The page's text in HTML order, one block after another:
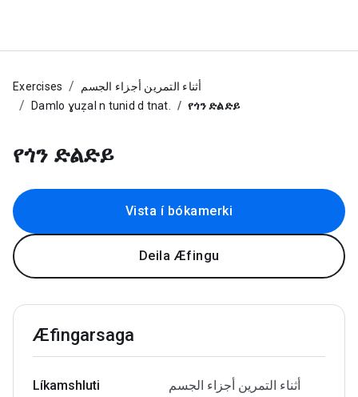
Exercises
أثناء التمرين أجزاء الجسم
Damlo ɣuẓal n tunid d tnat.
የጎን ድልድይ
የጎን ድልድይ
Vista í bókamerki
Deila Æfingu
Æfingarsaga
Líkamshluti أثناء التمرين أجزاء الجسم